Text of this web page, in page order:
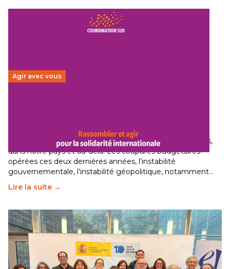
Agir avec vous
Le secteur humanitaire connaît des difficultés profondes,
dans notre pays et au-delà. Les coupures budgétaires
opérées ces deux dernières années, l’instabilité
gouvernementale, l’instabilité géopolitique, notamment…
Lire la suite →